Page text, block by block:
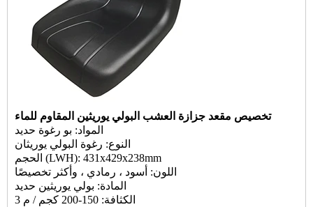
تخصيص مقعد جزازة العشب البولي يوريثين المقاوم للماء
المواد: بو رغوة حديد
النوع: رغوة البولي يوريثان
الحجم (LWH): 431x429x238mm
اللون: أسود ، رمادي ، وأكثر تخصيصًا
المادة: بولي يوريثين حديد
الكثافة: 150-200 كجم / م 3